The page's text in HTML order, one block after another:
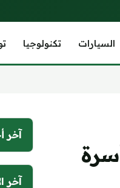
السيارات تكنولوجيا
20 ألف أسرة
آخر
آخر